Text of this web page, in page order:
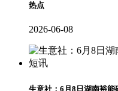
热点
2026-06-08
生意社：6月8日湖南裕